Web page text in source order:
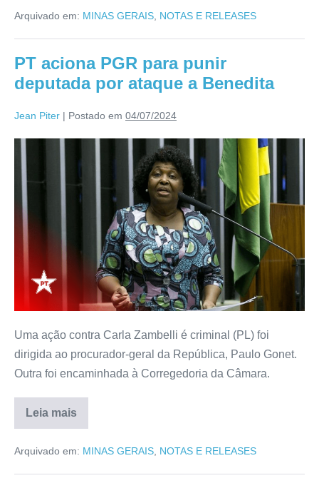
Arquivado em: MINAS GERAIS NOTAS E RELEASES
PT aciona PGR para punir
deputada por ataque a Benedita
Jean Piter | Postado em 04/07/2024
Uma ação contra Carla Zambelli é criminal (PL) foi
dirigida ao procurador-geral da República, Paulo Gonet.
Outra foi encaminhada à Corregedoria da Câmara.
Leia mais
Arquivado em: MINAS GERAIS, NOTAS E RELEASES